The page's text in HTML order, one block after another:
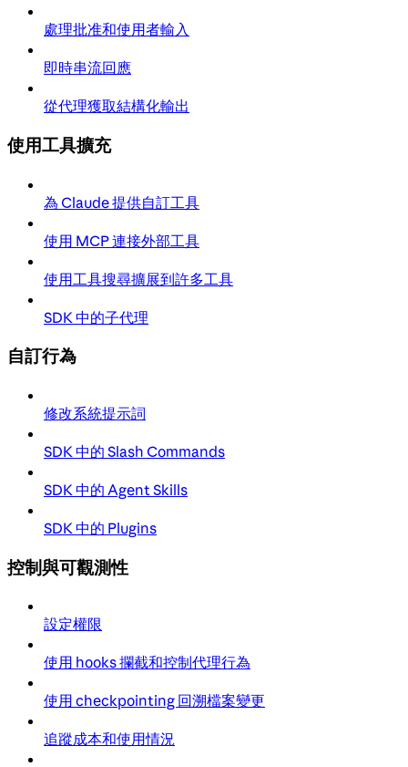
處理批准和使用者輸入
即時串流回應
從代理獲取結構化輸出
使用工具擴充
為 Claude 提供自訂工具
使用 MCP 連接外部工具
使用工具搜尋擴展到許多工具
SDK 中的子代理
自訂行為
修改系統提示詞
SDK 中的 Slash Commands
SDK 中的 Agent Skills
SDK 中的 Plugins
控制與可觀測性
設定權限
使用 hooks 攔截和控制代理行為
使用 checkpointing 回溯檔案變更
追蹤成本和使用情況